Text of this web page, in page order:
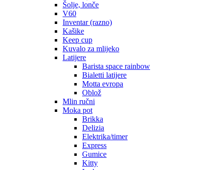
Šolje, lonče
V60
Inventar (razno)
Kašike
Keep cup
Kuvalo za mlijeko
Latijere
Barista space rainbow
Bialetti latijere
Motta evropa
Oblož
Mlin ručni
Moka pot
Brikka
Delizia
Elektrika/timer
Express
Gumice
Kitty